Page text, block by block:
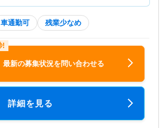
車通勤可 残業少なめ
最新の募集状況を問い合わせる
詳細を見る